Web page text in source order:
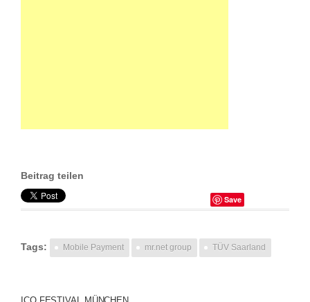
Beitrag teilen
Save
Tags: Mobile Payment mr.net group TÜV Saarland